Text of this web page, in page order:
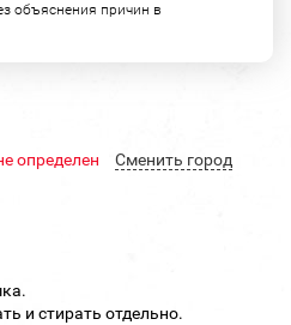
объяснения причин в
определен Cменить город
и стирать отдельно.